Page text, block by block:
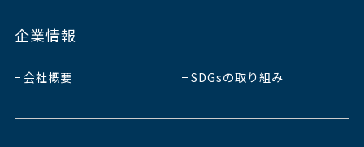
企業情報
会社概要 SDGsの取り組み